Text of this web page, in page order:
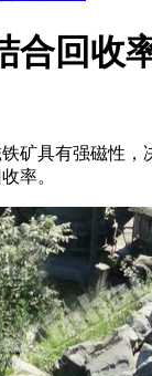
合回收
矿具有强磁性
率。